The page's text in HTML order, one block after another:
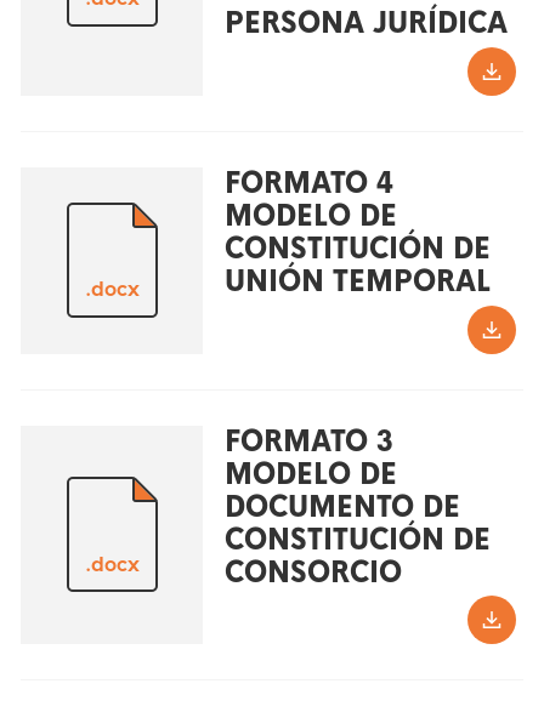
PERSONA JURÍDICA
.docx
FORMATO 4
MODELO DE
CONSTITUCIÓN DE
UNIÓN TEMPORAL
.docx
FORMATO 3
MODELO DE
DOCUMENTO DE
CONSTITUCIÓN DE
CONSORCIO